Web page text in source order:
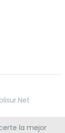
la mejor